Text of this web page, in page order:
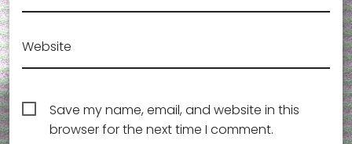
Website
Save my name, email, and website in this
browser for the next time I comment.